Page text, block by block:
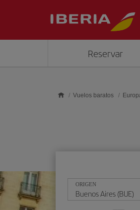
Reservar
Vuelos baratos
ORIGEN